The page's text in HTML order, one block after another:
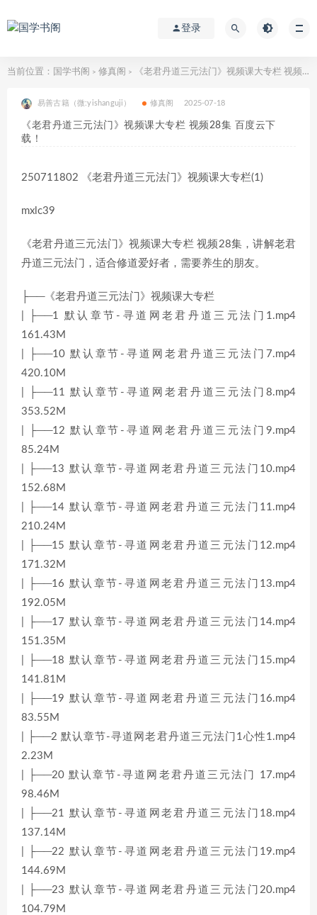
登录
当前位置： 国学书阁 > 修真阁 > 《老君丹道三元法门》视频课大专栏 视频28集 百度云下载！
易善古籍（微:yishanguji） 修真阁 2025-07-18
《老君丹道三元法门》视频课大专栏 视频28集 百度云下
载！
250711802 《老君丹道三元法门》视频课大专栏(1)
mxlc39
《老君丹道三元法门》视频课大专栏 视频28集，讲解老君
丹道三元法门，适合修道爱好者，需要养生的朋友。
├──《老君丹道三元法门》视频课大专栏
| ├──1 默认章节-寻道网老君丹道三元法门1.mp4
161.43M
| ├──10 默认章节-寻道网老君丹道三元法门7.mp4
420.10M
| ├──11 默认章节-寻道网老君丹道三元法门8.mp4
353.52M
| ├──12 默认章节-寻道网老君丹道三元法门9.mp4
85.24M
| ├──13 默认章节-寻道网老君丹道三元法门10.mp4
152.68M
| ├──14 默认章节-寻道网老君丹道三元法门11.mp4
210.24M
| ├──15 默认章节-寻道网老君丹道三元法门12.mp4
171.32M
| ├──16 默认章节-寻道网老君丹道三元法门13.mp4
192.05M
| ├──17 默认章节-寻道网老君丹道三元法门14.mp4
151.35M
| ├──18 默认章节-寻道网老君丹道三元法门15.mp4
141.81M
| ├──19 默认章节-寻道网老君丹道三元法门16.mp4
83.55M
| ├──2 默认章节-寻道网老君丹道三元法门1心性1.mp4
2.23M
| ├──20 默认章节-寻道网老君丹道三元法门 17.mp4
98.46M
| ├──21 默认章节-寻道网老君丹道三元法门18.mp4
137.14M
| ├──22 默认章节-寻道网老君丹道三元法门19.mp4
144.69M
| ├──23 默认章节-寻道网老君丹道三元法门20.mp4
104.79M